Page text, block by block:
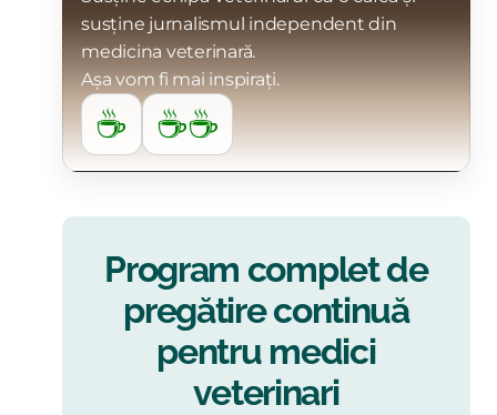
susține jurnalismul independent din
medicina veterinară.
Așa vom fi mai inspirați.
☕ ☕☕
Program complet de
pregătire continuă
pentru medici
veterinari